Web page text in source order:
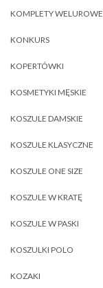
KOMPLETY WELUROWE
KONKURS
KOPERTÓWKI
KOSMETYKI MĘSKIE
KOSZULE DAMSKIE
KOSZULE KLASYCZNE
KOSZULE ONE SIZE
KOSZULE W KRATĘ
KOSZULE W PASKI
KOSZULKI POLO
KOZAKI